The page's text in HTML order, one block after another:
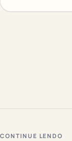
CONTINUE LENDO